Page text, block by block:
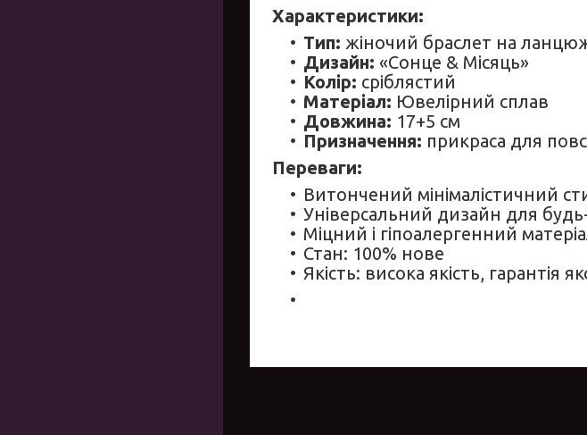
Характеристики:
Тип: жіночий браслет на
Дизайн: «Сонце & Місяць»
Колір: сріблястий
Матеріал: Ювелірний сплав
Довжина: 17+5 см
Призначення: прикраса для
Переваги:
Витончений мінімалістичний
Універсальний дизайн для
Міцний і гіпоалергенний
Стан: 100% нове
Якість: висока якість, гарантія